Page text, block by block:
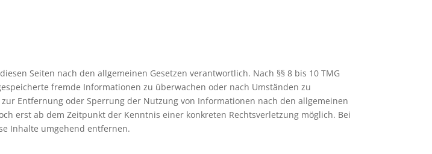
Seiten nach den allgemeinen Gesetzen verantwortlich. Nach §§ 8 bis 10 TMG
fremde Informationen zu überwachen oder nach Umständen zu
Entfernung oder Sperrung der Nutzung von Informationen nach den allgemeinen
erst ab dem Zeitpunkt der Kenntnis einer konkreten Rechtsverletzung möglich. Bei
Inhalte umgehend entfernen.